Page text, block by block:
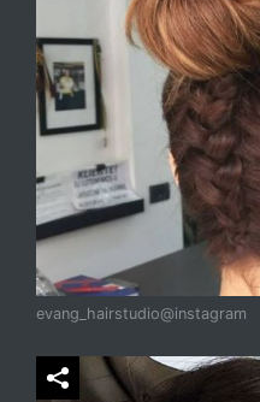
evang_hairstudio@instagram